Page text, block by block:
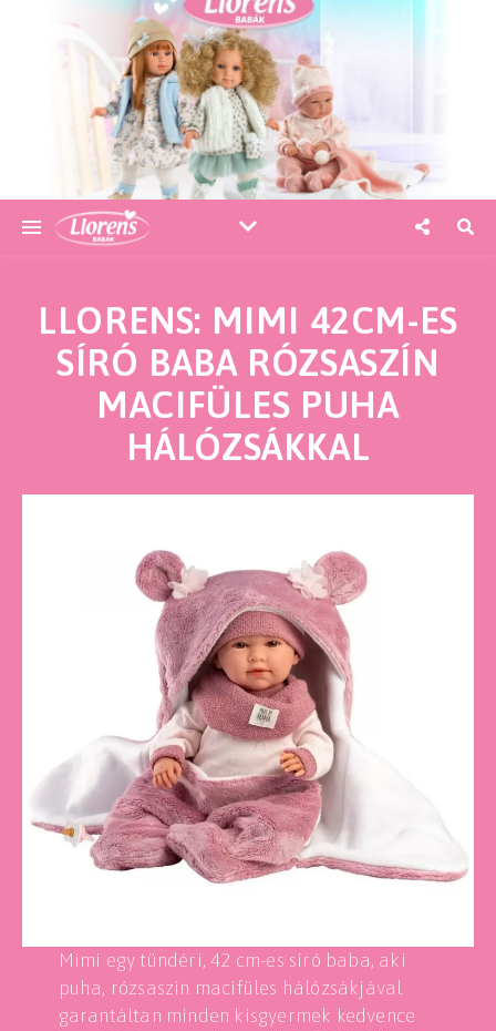
LLORENS: MIMI 42CM-ES
SÍRÓ BABA RÓZSASZÍN
MACIFÜLES PUHA
HÁLÓZSÁKKAL
Mimi egy tündéri, 42 cm-es síró baba, aki
puha, rózsaszín macifüles hálózsákjával
garantáltan minden kisgyermek kedvence